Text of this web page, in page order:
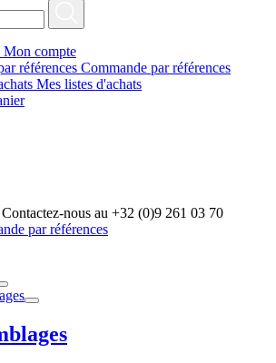
Mon compte
Commande par références
Mes listes d'achats
Contactez-nous au +32 (0)9 261 03 70
par références